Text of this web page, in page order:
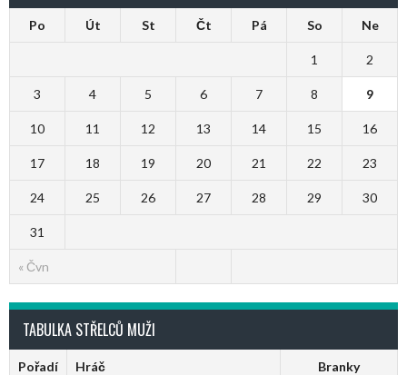
Po Út St Čt Pá So Ne
« Čvn
1 2
3 4 5 6 7 8 9
10 11 12 13 14 15 16
17 18 19 20 21 22 23
24 25 26 27 28 29 30
31
TABULKA STŘELCŮ MUŽI
Pořadí Hráč Branky